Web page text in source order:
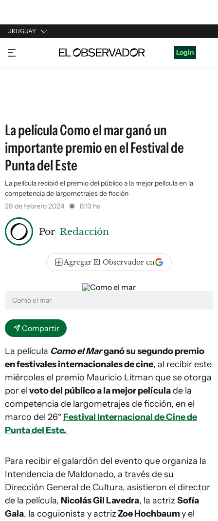
URUGUAY
URUGUAY
ARGENTINA
Login
La película Como el mar ganó un
importante premio en el Festival de
Punta del Este
La película recibió el premio del público a la mejor película en la
competencia de largometrajes de ficción
29 de febrero 2024
8:13 hs
Por Redacción
Agregar El Observador en
Como el mar
Compartir
La película Como el Marganó su segundo premio
en festivales internacionales de cine, al recibir este
miércoles el premio Mauricio Litman que se otorga
por elvoto del público a la mejor películade la
competencia de largometrajes de ficción, en el
marco del 26° Festival Internacional de Cine de
Punta del Este.
Para recibir el galardón del evento que organiza la
Intendencia de Maldonado, a través de su
Dirección General de Cultura, asistieron el director
de la película, Nicolás Gil Lavedra, la actriz Sofía
Gala, la coguionista y actrizZoe Hochbaumy el